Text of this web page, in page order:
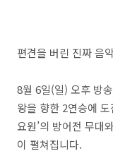
편견을 버린 진짜 음
8월 6일(일) 오후 방
왕을 향한 2연승에
요원’의 방어전 무대
이 펼쳐집니다.